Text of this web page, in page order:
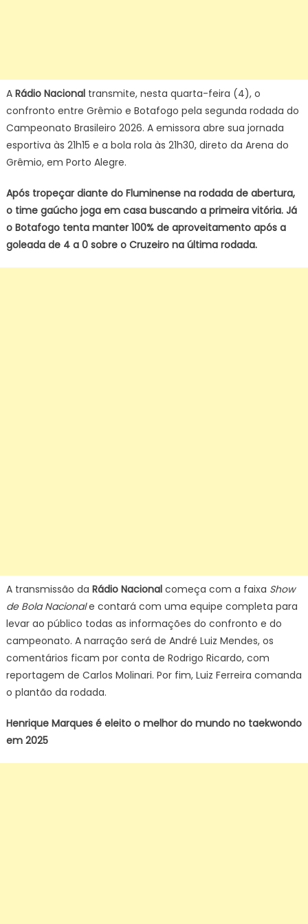
A Rádio Nacionaltransmite, nesta quarta-feira (4), o
confronto entre Grêmio e Botafogo pela segunda rodada do
Campeonato Brasileiro 2026. A emissora abre sua jornada
esportiva às 21h15 e a bola rola às 21h30, direto da Arena do
Grêmio, em Porto Alegre.
Após tropeçar diante do Fluminense na rodada de abertura,
o time gaúcho joga em casa buscando a primeira vitória. Já
o Botafogo tenta manter 100% de aproveitamento após a
goleada de 4 a 0 sobre o Cruzeiro na última rodada.
A transmissão da Rádio Nacionalcomeça com a faixa Show
de Bola Nacionale contará com uma equipe completa para
levar ao público todas as informações do confronto e do
campeonato. A narração será de André Luiz Mendes, os
comentários ficam por conta de Rodrigo Ricardo, com
reportagem de Carlos Molinari. Por fim, Luiz Ferreira comanda
o plantão da rodada.
Henrique Marques é eleito o melhor do mundo no taekwondo
em 2025